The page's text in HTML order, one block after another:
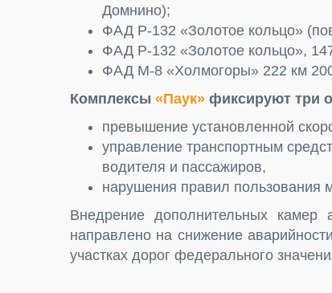
Домнино);
ФАД Р-132 «Золотое кольцо»
ФАД Р-132 «Золотое кольцо»,
ФАД М-8 «Холмогоры» 222 км
Комплексы «Паук» фиксируют три
превышение установленной
управление транспортным
водителя и пассажиров,
нарушения правил
Внедрение дополнительных камер
направлено на снижение
участках дорог федерального